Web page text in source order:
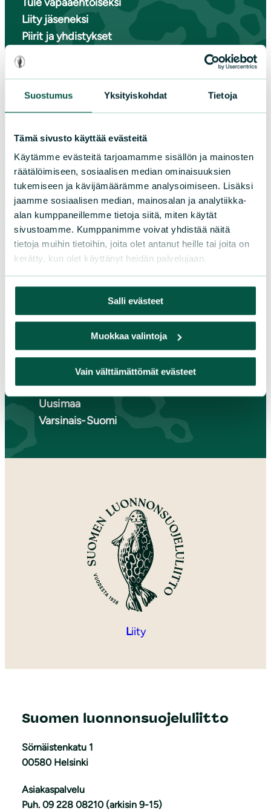
Suostumus Yksityiskohdat Tietoja
Tämä sivusto käyttää evästeitä
Käytämme evästeitä tarjoamamme sisällön ja mainosten
räätälöimiseen, sosiaalisen median ominaisuuksien
tukemiseen ja kävijämäärämme analysoimiseen. Lisäksi
jaamme sosiaalisen median, mainosalan ja analytiikka-
alan kumppaneillemme tietoja siitä, miten käytät
sivustoamme. Kumppanimme voivat yhdistää näitä
tietoja muihin tietoihin, joita olet antanut heille tai joita on
kerätty, kun olet käyttänyt heidän palvelujaan.
Salli evästeet
Muokkaa valintoja
Vain välttämättömät evästeet
Liity jäseneksi
Piirit ja yhdistykset
LIITY JÄSENEKSI
Suomen luonnonsuojeluliiton
piirit
Etelä-Häme
Etelä-Karjala
Etelä-Savo
Kainuu
Keski-Suomi
Lappi
Pohjanmaa
Pohjois-Karjala
Pohjois-Pohjanmaa
Pohjois-Savo
Satakunta
Uusimaa
Varsinais-Suomi
Liity
Suomen luonnonsuojeluliitto
Sörnäistenkatu 1
00580 Helsinki
Asiakaspalvelu
Puh. 09 228 08210 (arkisin 9-15)